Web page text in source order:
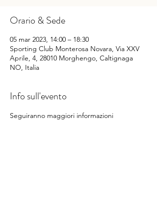
Orario & Sede
05 mar 2023, 14:00 – 18:30
Sporting Club Monterosa Novara, Via XXV
Aprile, 4, 28010 Morghengo, Caltignaga
NO, Italia
Info sull'evento
Seguiranno maggiori informazioni